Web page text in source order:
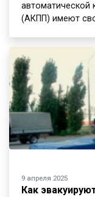
автоматической
(АКПП) имеют
9 апреля 2025
Как